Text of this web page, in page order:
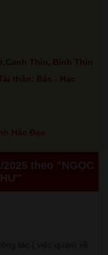
Thìn, Bính Thìn
thần: Bắc - Hạc
Hắc Đạo
2025 theo "NGỌC